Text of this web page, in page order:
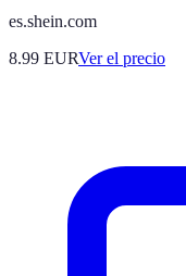
es.shein.com
8.99 EURVer el precio